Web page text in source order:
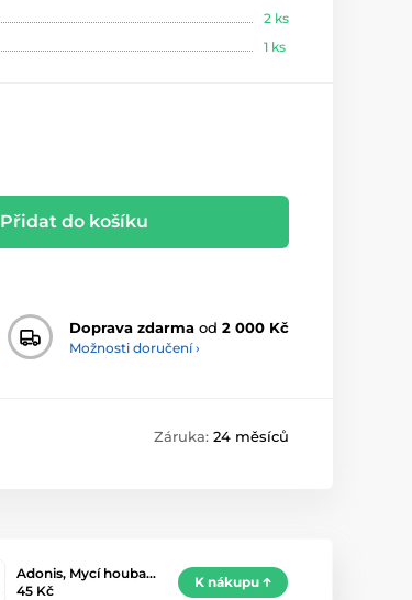
2 ks
1 ks
Přidat do košíku
Doprava zdarma od 2 000 Kč
Možnosti doručení ›
Záruka: 24 měsíců
Adonis, Mycí houba…
45 Kč
K nákupu